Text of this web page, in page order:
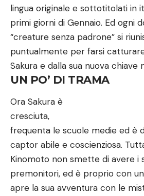
lingua originale e sottotitolati in
primi giorni di Gennaio. Ed ogni
“creature senza padrone” si
puntualmente per farsi
Sakura e dalla sua nuova chiave
UN PO’ DI TRAMA
Ora Sakura è
cresciuta,
frequenta le scuole medie ed è
captor abile e coscienziosa.
Kinomoto non smette di avere i
premonitori, ed è proprio con
apre la sua avventura con le